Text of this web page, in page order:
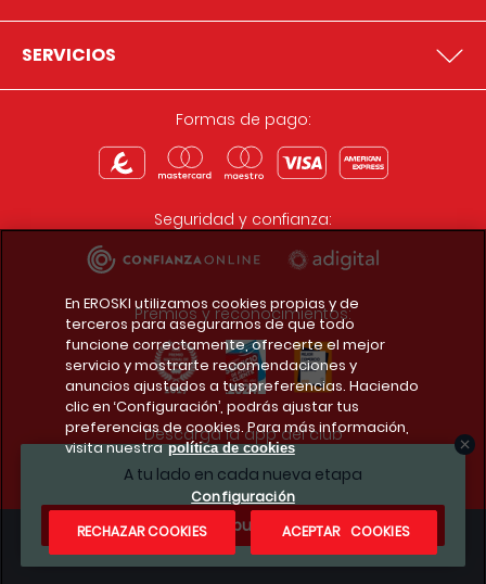
A tu lado en cada nueva etapa
¿Te apuntas?
SERVICIOS
Formas de pago:
Seguridad y confianza:
Premios y reconocimientos:
Descarga la app del club
Condiciones legales
En EROSKI utilizamos cookies propias y de
terceros para asegurarnos de que todo
funcione correctamente, ofrecerte el mejor
servicio y mostrarte recomendaciones y
anuncios ajustados a tus preferencias. Haciendo
clic en ‘Configuración’, podrás ajustar tus
preferencias de cookies. Para más información,
visita nuestra política de cookies
Configuración
RECHAZAR COOKIES
ACEPTAR COOKIES